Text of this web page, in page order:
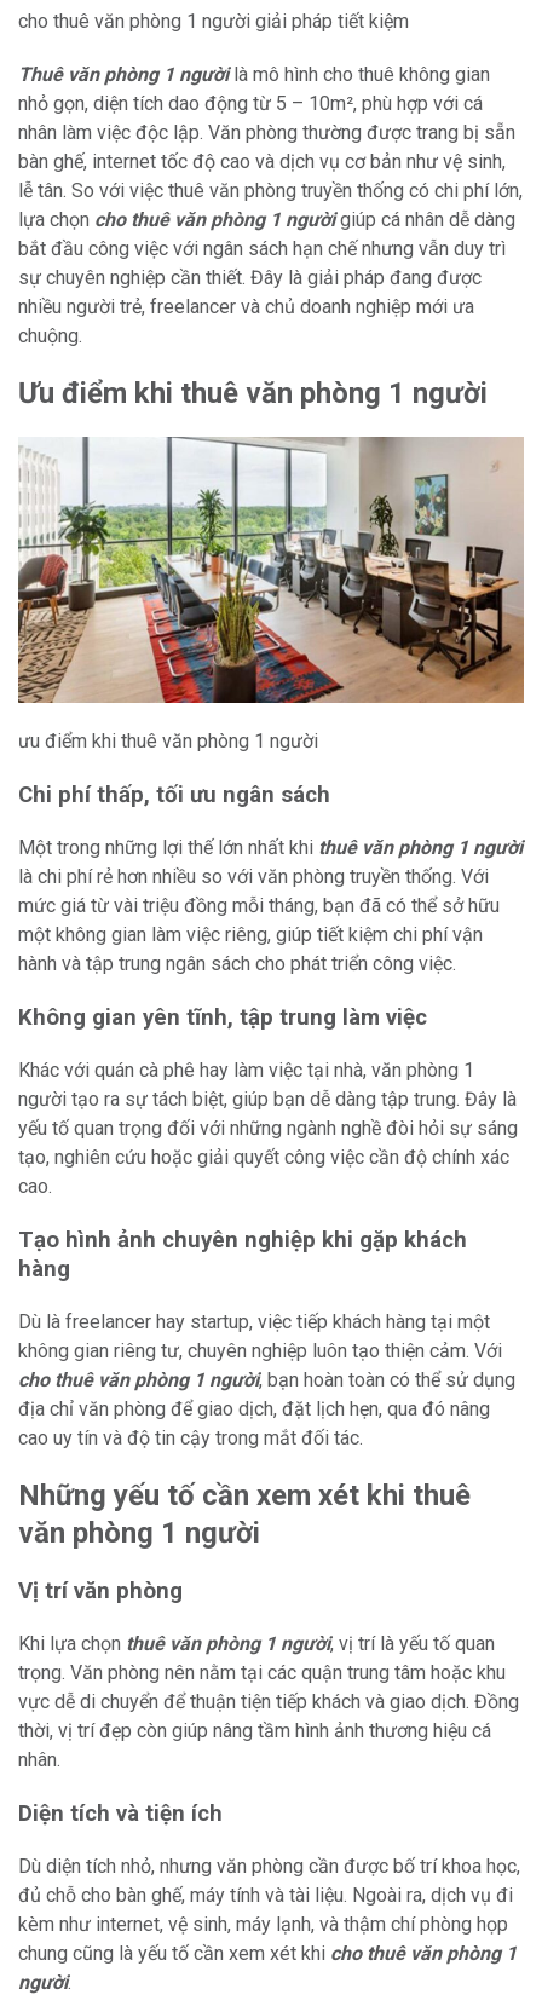
cho thuê văn phòng 1 người giải pháp tiết kiệm
Thuê văn phòng 1 ngườilà mô hình cho thuê không gian
nhỏ gọn, diện tích dao động từ 5 – 10m², phù hợp với cá
nhân làm việc độc lập. Văn phòng thường được trang bị sẵn
bàn ghế, internet tốc độ cao và dịch vụ cơ bản như vệ sinh,
lễ tân. So với việc thuê văn phòng truyền thống có chi phí lớn,
lựa chọn cho thuê văn phòng 1 ngườigiúp cá nhân dễ dàng
bắt đầu công việc với ngân sách hạn chế nhưng vẫn duy trì
sự chuyên nghiệp cần thiết. Đây là giải pháp đang được
nhiều người trẻ, freelancer và chủ doanh nghiệp mới ưa
chuộng.
Ưu điểm khi thuê văn phòng 1 người
ưu điểm khi thuê văn phòng 1 người
Chi phí thấp, tối ưu ngân sách
Một trong những lợi thế lớn nhất khi thuê văn phòng 1 người
là chi phí rẻ hơn nhiều so với văn phòng truyền thống. Với
mức giá từ vài triệu đồng mỗi tháng, bạn đã có thể sở hữu
một không gian làm việc riêng, giúp tiết kiệm chi phí vận
hành và tập trung ngân sách cho phát triển công việc.
Không gian yên tĩnh, tập trung làm việc
Khác với quán cà phê hay làm việc tại nhà, văn phòng 1
người tạo ra sự tách biệt, giúp bạn dễ dàng tập trung. Đây là
yếu tố quan trọng đối với những ngành nghề đòi hỏi sự sáng
tạo, nghiên cứu hoặc giải quyết công việc cần độ chính xác
cao.
Tạo hình ảnh chuyên nghiệp khi gặp khách
hàng
Dù là freelancer hay startup, việc tiếp khách hàng tại một
không gian riêng tư, chuyên nghiệp luôn tạo thiện cảm. Với
cho thuê văn phòng 1 người, bạn hoàn toàn có thể sử dụng
địa chỉ văn phòng để giao dịch, đặt lịch hẹn, qua đó nâng
cao uy tín và độ tin cậy trong mắt đối tác.
Những yếu tố cần xem xét khi thuê
văn phòng 1 người
Vị trí văn phòng
Khi lựa chọn thuê văn phòng 1 người, vị trí là yếu tố quan
trọng. Văn phòng nên nằm tại các quận trung tâm hoặc khu
vực dễ di chuyển để thuận tiện tiếp khách và giao dịch. Đồng
thời, vị trí đẹp còn giúp nâng tầm hình ảnh thương hiệu cá
nhân.
Diện tích và tiện ích
Dù diện tích nhỏ, nhưng văn phòng cần được bố trí khoa học,
đủ chỗ cho bàn ghế, máy tính và tài liệu. Ngoài ra, dịch vụ đi
kèm như internet, vệ sinh, máy lạnh, và thậm chí phòng họp
chung cũng là yếu tố cần xem xét khi cho thuê văn phòng 1
người.